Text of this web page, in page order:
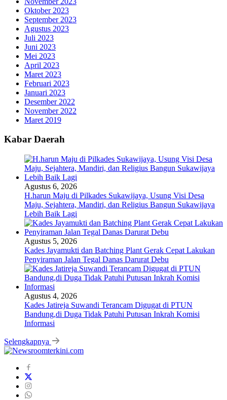
Oktober 2023
September 2023
Agustus 2023
Juli 2023
Juni 2023
Mei 2023
April 2023
Maret 2023
Februari 2023
Januari 2023
Desember 2022
November 2022
Maret 2019
Kabar Daerah
Agustus 6, 2026
H.harun Maju di Pilkades Sukawijaya, Usung Visi Desa
Maju, Sejahtera, Mandiri, dan Religius Bangun Sukawijaya
Lebih Baik Lagi
Agustus 5, 2026
Kades Jayamukti dan Batching Plant Gerak Cepat Lakukan
Penyiraman Jalan Tegal Danas Darurat Debu
Agustus 4, 2026
Kades Jatireja Suwandi Terancam Digugat di PTUN
Bandung,di Duga Tidak Patuhi Putusan Inkrah Komisi
Informasi
Selengkapnya